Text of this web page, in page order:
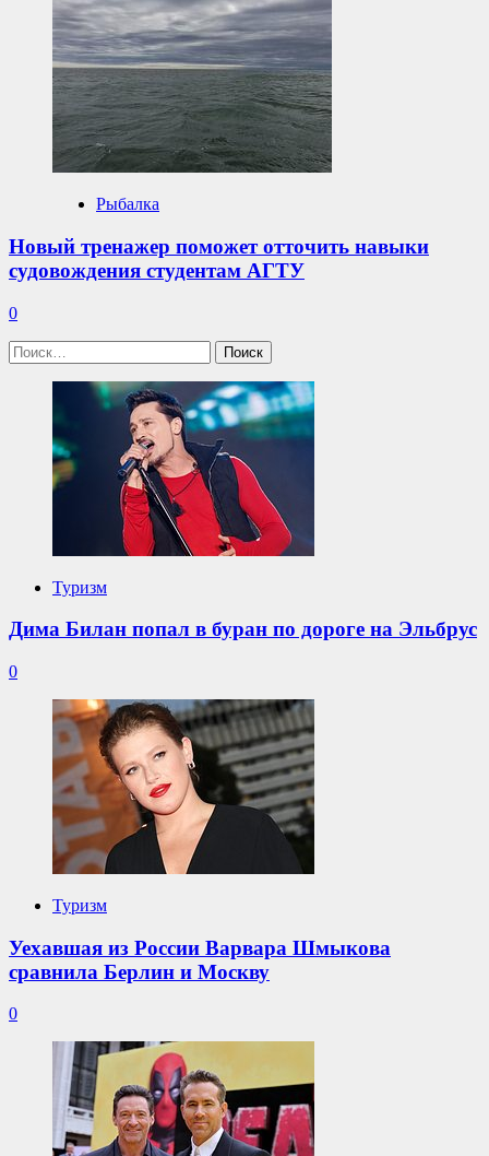
Рыбалка
Новый тренажер поможет отточить навыки
судовождения студентам АГТУ
0
Найти:
Туризм
Дима Билан попал в буран по дороге на Эльбрус
0
Туризм
Уехавшая из России Варвара Шмыкова
сравнила Берлин и Москву
0